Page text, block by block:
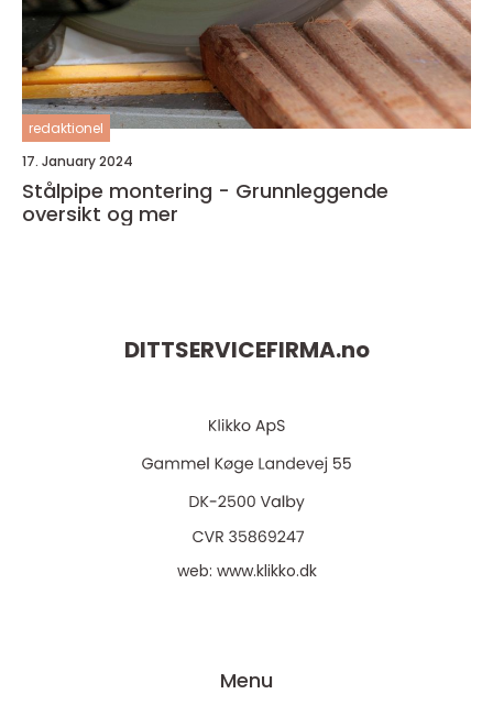
redaktionel
17. January 2024
Stålpipe montering - Grunnleggende
oversikt og mer
DITTSERVICEFIRMA.no
web: www.klikko.dk
Menu